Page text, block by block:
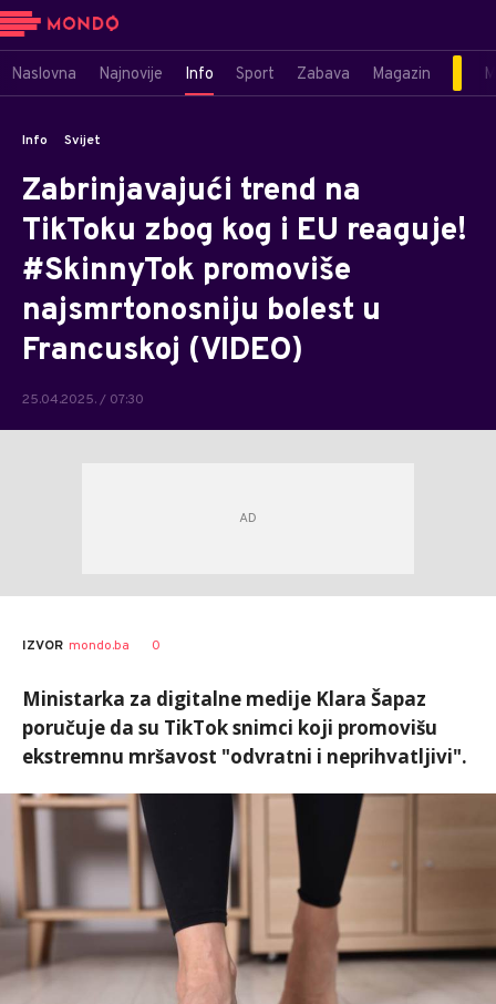
Naslovna Najnovije Info Sport Zabava Magazin
Info Svijet
Zabrinjavajući trend na
TikToku zbog kog i EU reaguje!
#SkinnyTok promoviše
najsmrtonosniju bolest u
Francuskoj (VIDEO)
25.04.2025. / 07:30
IZVOR mondo.ba 0
Ministarka za digitalne medije Klara Šapaz
poručuje da su TikTok snimci koji promovišu
ekstremnu mršavost "odvratni i neprihvatljivi".